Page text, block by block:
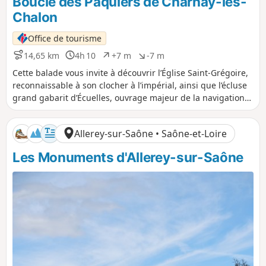
Chalon
Office de tourisme
14,65 km
D
i
s
t
a
n
c
e
4h 10
D
u
r
é
e
+7 m
D
é
n
i
v
e
l
é
p
o
-7 m
D
é
n
v
e
l
é
n
é
Cette balade vous invite à découvrir l’Église Saint-Grégoire,
reconnaissable à son clocher à l’impérial, ainsi que l’écluse
grand gabarit d’Écuelles, ouvrage majeur de la navigation
sur la Saône. Le parcours traverse également les prairies du
Val de Saône, refuge du courlis cendré.
Allerey-sur-Saône • Saône-et-Loire
Les Monuments d'Allerey-sur-Saône